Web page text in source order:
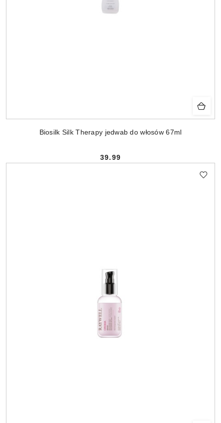
Biosilk Silk Therapy jedwab do włosów 67ml
Cena:
39.99